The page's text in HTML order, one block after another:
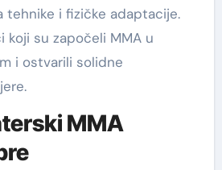
tehnike i fizičke adaptacije.
koji su započeli MMA u
i ostvarili solidne
MMA